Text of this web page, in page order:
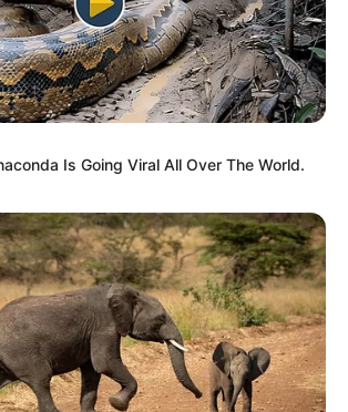
Is Going Viral All Over The World.